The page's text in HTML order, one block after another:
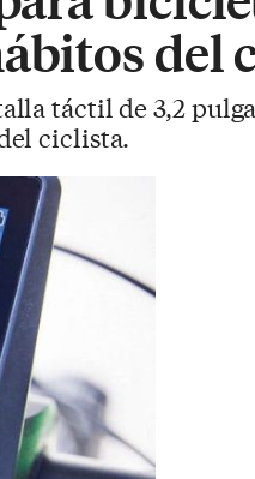
del
táctil de 3,2
ciclista.